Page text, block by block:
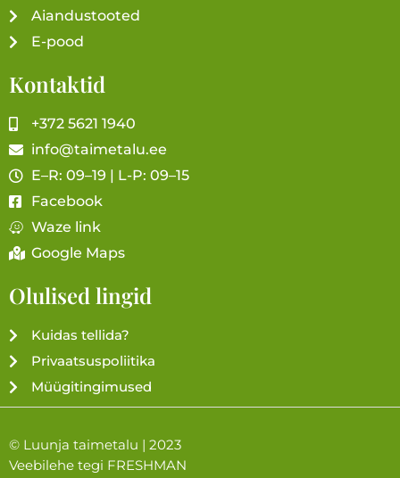
Aiandustooted
E-pood
Kontaktid
+372 5621 1940
info@taimetalu.ee
E–R: 09–19 | L-P: 09–15
Facebook
Waze link
Google Maps
Olulised lingid
Kuidas tellida?
Privaatsuspoliitika
Müügitingimused
© Luunja taimetalu | 2023
Veebilehe tegi FRESHMAN